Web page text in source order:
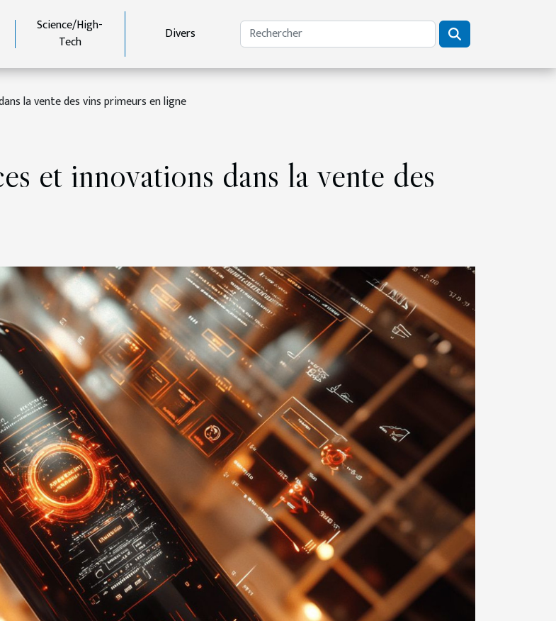
Science/High-
Tech
Divers
la vente des vins primeurs en ligne
et innovations dans la vente des